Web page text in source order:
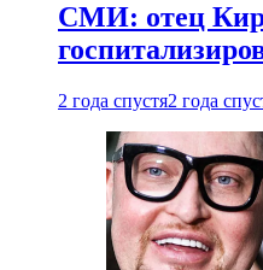
СМИ: отец
2 года спустя2 года